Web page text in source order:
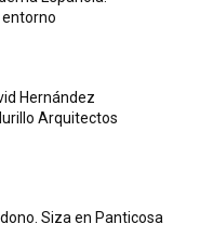
entorno
Hernández
Arquitectos
Siza en Panticosa